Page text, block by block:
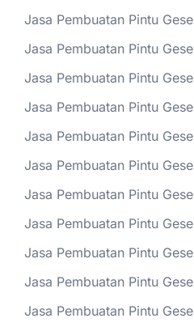
Jasa Pembuatan Pintu
Jasa Pembuatan Pintu
Jasa Pembuatan Pintu
Jasa Pembuatan Pintu
Jasa Pembuatan Pintu
Jasa Pembuatan Pintu
Jasa Pembuatan Pintu
Jasa Pembuatan Pintu
Jasa Pembuatan Pintu
Jasa Pembuatan Pintu
Jasa Pembuatan Pintu